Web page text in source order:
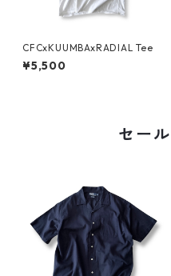
CFCxKUUMBAxRADIAL Tee
¥5,500
セー